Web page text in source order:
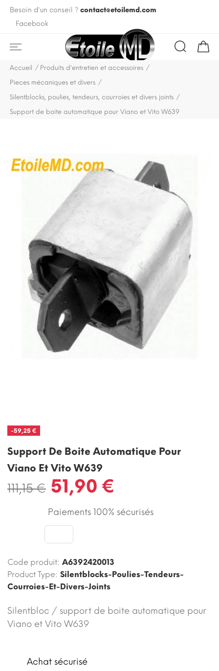
Besoin d'un conseil ? contact@etoilemd.com
Facebook
Accueil
Produits d'entretien et accessoires
Pieces mécaniques et divers
Silentblocks, poulies, tendeurs, courroies et divers joints
Support de boite automatique pour Viano et Vito W639
-59,25 €
Support De Boite Automatique Pour
Viano Et Vito W639
111,15 € 51,90 €
Paiements 100% sécurisés
Code produit: A6392420013
Product Type: Silentblocks-Poulies-Tendeurs-
Courroies-Et-Divers-Joints
Silentbloc / support de boite automatique pour
Viano et Vito W639
Achat sécurisé